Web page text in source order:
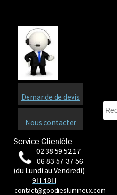
Service Clientèle
02 38 59 52 17
06 83 57 37 56
(du Lundi au Vendredi)
9H-18H
contact@goodieslumineux.com
Demande de devis
Nous contacter